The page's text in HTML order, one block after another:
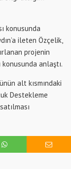
konusunda
ileten Özçelik,
projenin
konusunda anlaştı.
alt kısmındaki
Destekleme